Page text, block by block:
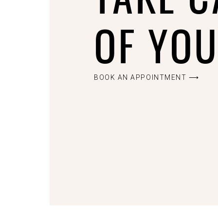
OF
BOOK AN APPOINTMENT ⟶